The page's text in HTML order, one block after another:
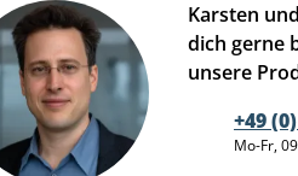
Karsten
dich gerne
unsere
+49
Mo-Fr,